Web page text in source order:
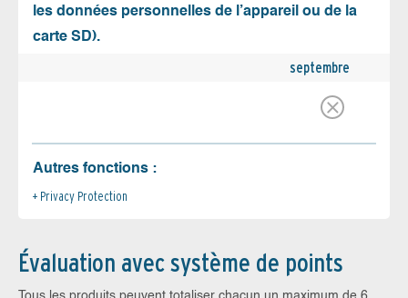
les données personnelles de l’appareil ou de la
carte SD).
septembre
Autres fonctions :
Privacy Protection
Évaluation avec système de points